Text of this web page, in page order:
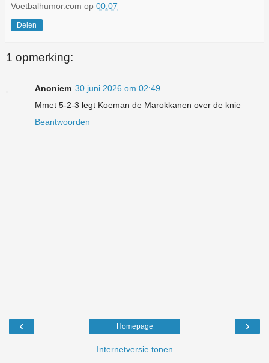
Voetbalhumor.com op 00:07
Delen
1 opmerking:
Anoniem 30 juni 2026 om 02:49
Mmet 5-2-3 legt Koeman de Marokkanen over de knie
Beantwoorden
‹ ›
Homepage
Internetversie tonen